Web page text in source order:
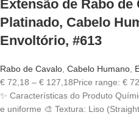
Extensão de Rabo de
Platinado, Cabelo
Envoltório, #613
Rabo de Cavalo, Cabelo Humano,
€ 72,18 – € 127,18Price range: €
✨ Características do Produto
e uniforme 🎨 Textura: Liso